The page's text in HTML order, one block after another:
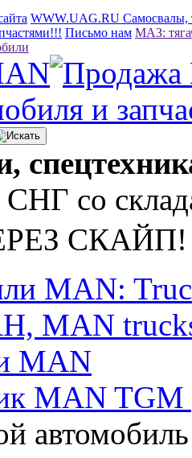
WWW.UAG.RU Самосвалы,
Письмо нам МАЗ:
со
MAN:
MAN
MAN
MAN